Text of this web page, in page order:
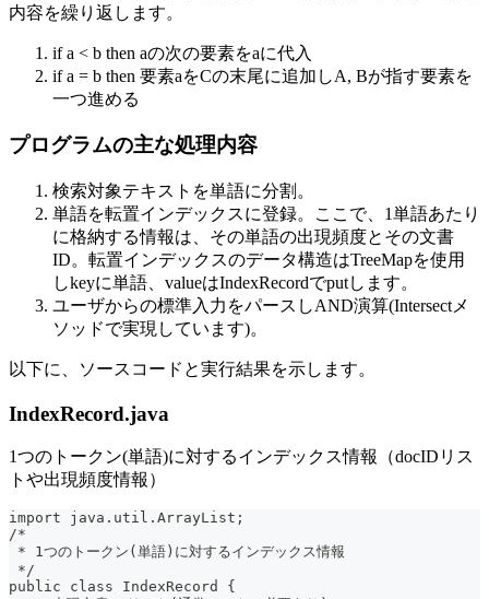
内容を繰り返します。
if a < b then aの次の要素をaに代入
if a = b then 要素aをCの末尾に追加しA, Bが指す要素を
一つ進める
プログラムの主な処理内容
検索対象テキストを単語に分割。
単語を転置インデックスに登録。ここで、1単語あたり
に格納する情報は、その単語の出現頻度とその文書
ID。転置インデックスのデータ構造はTreeMapを使用
しkeyに単語、valueはIndexRecordでputします。
ユーザからの標準入力をパースしAND演算(Intersectメ
ソッドで実現しています)。
以下に、ソースコードと実行結果を示します。
IndexRecord.java
1つのトークン(単語)に対するインデックス情報（docIDリス
トや出現頻度情報）
import java.util.ArrayList;
/*
* 1つのトークン(単語)に対するインデックス情報
*/
public class IndexRecord {